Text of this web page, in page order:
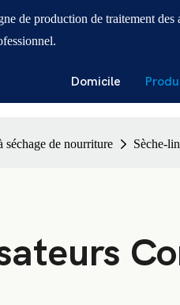
de production de traitement
Domicile
séchage de nourriture Sèche-